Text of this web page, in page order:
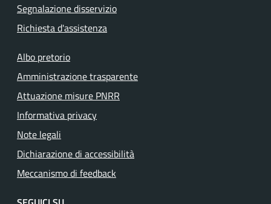
Segnalazione disservizio
Richiesta d'assistenza
Albo pretorio
Amministrazione trasparente
Attuazione misure PNRR
Informativa privacy
Note legali
Dichiarazione di accessibilità
Meccanismo di feedback